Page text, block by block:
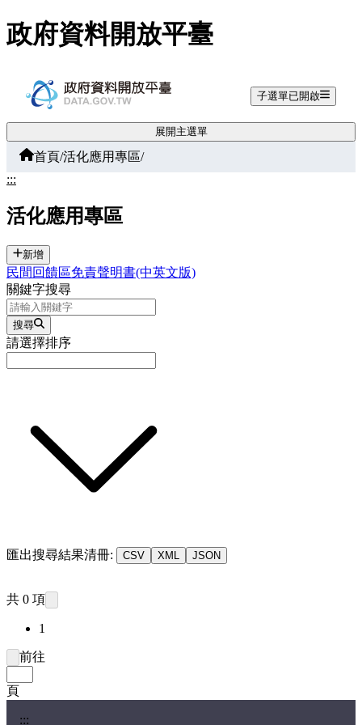
跳至主要內容
政府資料開放平臺
子選單已開啟
展開主選單
首頁/活化應用專區/
:::
活化應用專區
新增
民間回饋區免責聲明書(中英文版)
關鍵字搜尋
搜尋
請選擇排序
匯出搜尋結果清冊: CSV XML JSON
共 0 項
1
前往
頁
:::